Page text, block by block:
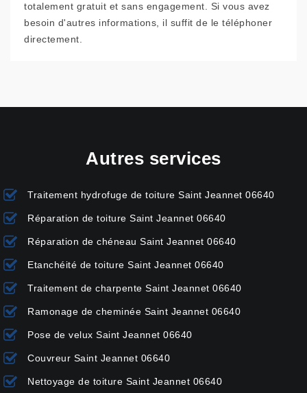
totalement gratuit et sans engagement. Si vous avez
besoin d'autres informations, il suffit de le téléphoner
directement.
Autres services
Traitement hydrofuge de toiture Saint Jeannet 06640
Réparation de toiture Saint Jeannet 06640
Réparation de chéneau Saint Jeannet 06640
Etanchéité de toiture Saint Jeannet 06640
Traitement de charpente Saint Jeannet 06640
Ramonage de cheminée Saint Jeannet 06640
Pose de velux Saint Jeannet 06640
Couvreur Saint Jeannet 06640
Nettoyage de toiture Saint Jeannet 06640